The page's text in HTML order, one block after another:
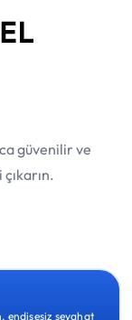
güvenilir ve
endişesiz seyahat